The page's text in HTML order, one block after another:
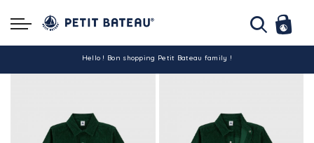
-10% pour tout paiement par carte bancaire (hors promo)